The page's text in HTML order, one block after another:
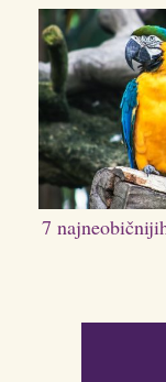
7